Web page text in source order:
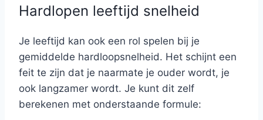
Hardlopen leeftijd snelheid
Je leeftijd kan ook een rol spelen bij je
gemiddelde hardloopsnelheid. Het schijnt een
feit te zijn dat je naarmate je ouder wordt, je
ook langzamer wordt. Je kunt dit zelf
berekenen met onderstaande formule: